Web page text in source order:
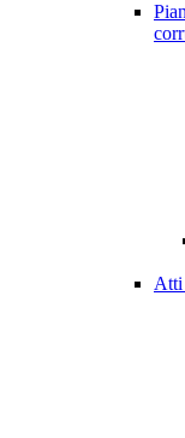
Atti